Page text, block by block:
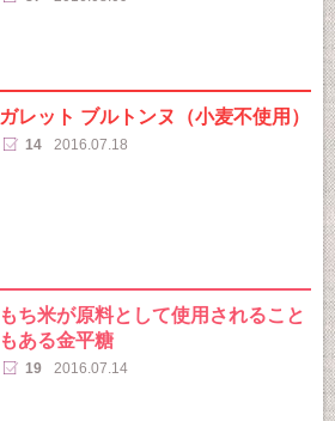
ガレット ブルトンヌ（小麦不使用）
14 2016.07.18
もち米が原料として使用されること
もある金平糖
19 2016.07.14